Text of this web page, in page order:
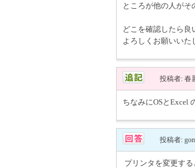
ところが他の人がそ
どこを確認したら良
よろしくお願いいた
投稿者: 春
ちなみにOSとExcel
投稿者:
プリンタを変更する